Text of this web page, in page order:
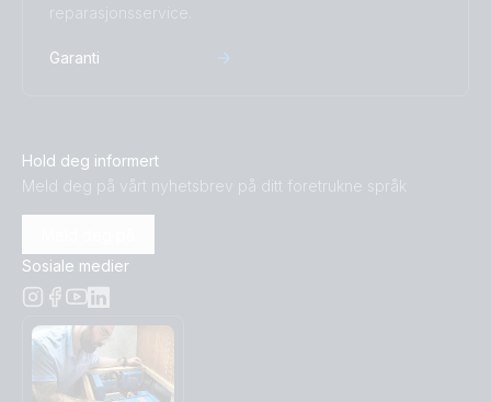
reparasjonsservice.
Garanti
Hold deg informert
Meld deg på vårt nyhetsbrev på ditt foretrukne språk
Sosiale medier